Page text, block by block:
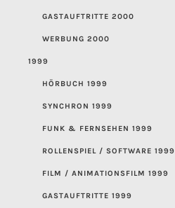
GASTAUFTRITTE 2000
WERBUNG 2000
1999
HÖRBUCH 1999
SYNCHRON 1999
FUNK & FERNSEHEN 1999
ROLLENSPIEL / SOFTWARE 1999
FILM / ANIMATIONSFILM 1999
GASTAUFTRITTE 1999